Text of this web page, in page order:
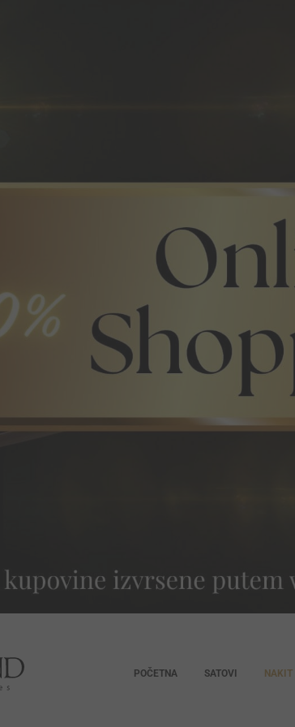
POČETNA SATOVI NAKIT